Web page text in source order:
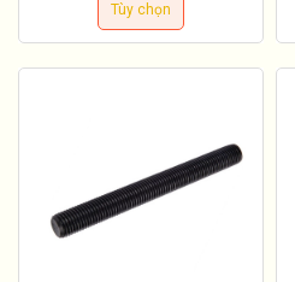
Tùy chọn